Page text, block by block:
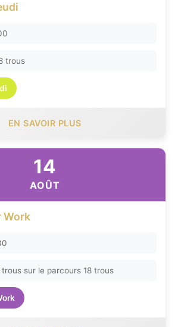
trous
EN SAVOIR PLUS
14
AOÛT
Work
trous sur le parcours 18 trous